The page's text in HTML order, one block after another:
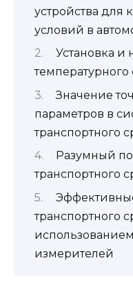
устройства для
условий в
Установка и
температурного
Значение
параметров в
транспортного
Разумный
транспортного
транспортного
измерителей